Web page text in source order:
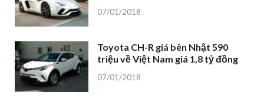
07/01/2018
Toyota CH-R giá bên Nhật 590
triệu về Việt Nam giá 1,8 tỷ đồng
07/01/2018